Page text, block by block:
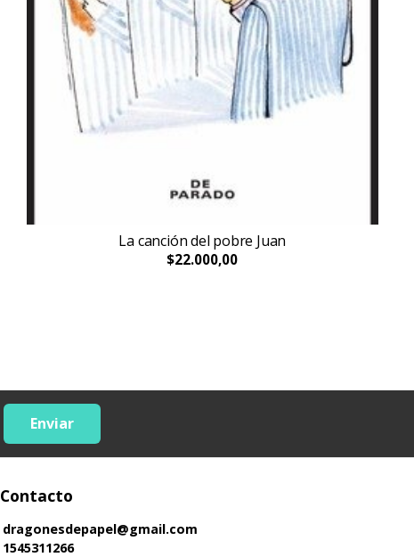
La canción del pobre Juan
$22.000,00
Enviar
Contacto
dragonesdepapel@gmail.com
1545311266